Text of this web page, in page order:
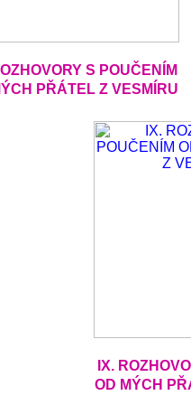
S POUČENÍM
PŘÁTEL Z VESMÍRU
IX.
OD MÝCH